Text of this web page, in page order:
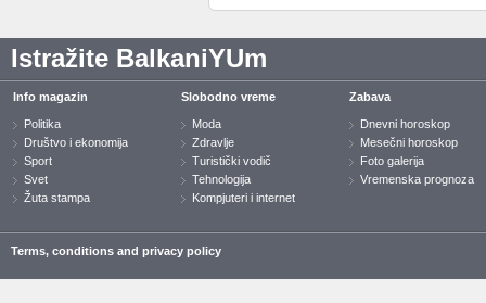
Istražite BalkaniYUm
Info magazin
Politika
Društvo i ekonomija
Sport
Svet
Žuta stampa
Slobodno vreme
Moda
Zdravlje
Turistički vodič
Tehnologija
Kompjuteri i internet
Zabava
Dnevni horoskop
Mesečni horoskop
Foto galerija
Vremenska prognoza
Terms, conditions and privacy policy